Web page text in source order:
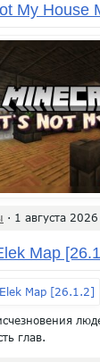
My House
· 1 августа 2026
Map
глав.